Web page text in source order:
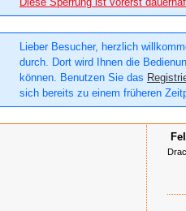
Lieber Besucher, herzlich
durch. Dort wird Ihnen die
können. Benutzen Sie das
sich bereits zu einem früheren